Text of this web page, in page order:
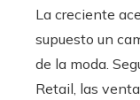
La creciente
supuesto un
de la moda.
Retail, las